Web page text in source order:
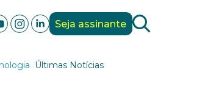
Seja assinante
Últimas Notícias